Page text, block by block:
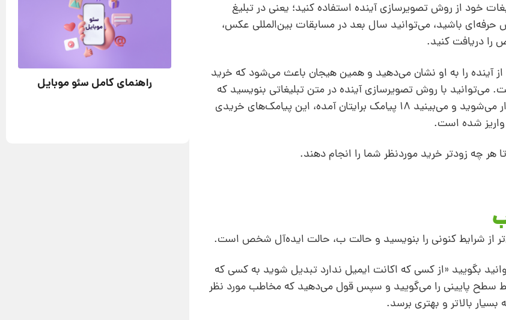
خود از روش تصویرسازی آینده استفاده کنید؛ یعنی در تبلیغ
حرفه‌ای باشید، می‌توانید سال بعد در مسابقات بین‌المللی عکس،
را دریافت کنید.
آینده را به او نشان می‌دهید و همین هیجان باعث می‌شود که خرید
با روش تصویرسازی آینده در متن تبلیغاتی بنویسید که
خودتان را در سال بعد تصور کنید که صبح از خواب بیدار می‌شوید و می‌بینید 18 پیامک برایتان آمده، این پیامک‌های خریدی
شده است.
هر چه زودتر خرید موردنظر شما را انجام دهند.
از شرایط کنونی را بنویسید و حالت ب، حالت ایده‌آل شخص است.
بگویید «از کسی که اکانت ایمیل ندارد تبدیل شوید به کسی که
سطح پایینی را می‌گویید و سپس قول می‌دهید که مخاطب مورد نظر
بالاتر و بهتری برسد.
راهنمای کامل سئو موبایل